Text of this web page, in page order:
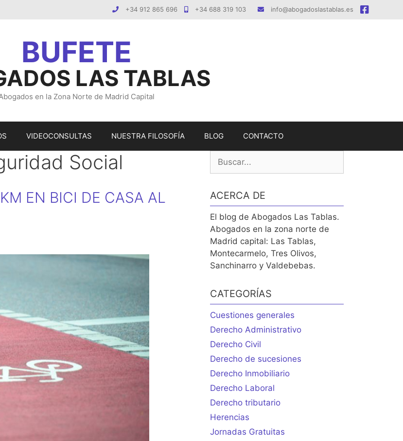
+34 912 865 696 +34 688 319 103 info@abogadoslastablas.es
LAS TABLAS
en la Zona Norte de Madrid Capital
VIDEOCONSULTAS NUESTRA FILOSOFÍA BLOG CONTACTO
Social
EN BICI DE CASA AL
Buscar:
ACERCA DE
El blog de Abogados Las Tablas.
Abogados en la zona norte de
Madrid capital: Las Tablas,
Montecarmelo, Tres Olivos,
Sanchinarro y Valdebebas.
CATEGORÍAS
Cuestiones generales
Derecho Administrativo
Derecho Civil
Derecho de sucesiones
Derecho Inmobiliario
Derecho Laboral
Derecho tributario
Herencias
Jornadas Gratuitas